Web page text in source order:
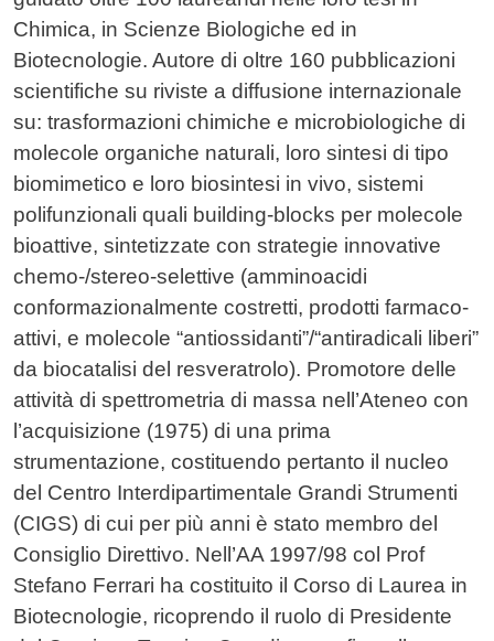
Chimica, in Scienze Biologiche ed in
Biotecnologie. Autore di oltre 160 pubblicazioni
scientifiche su riviste a diffusione internazionale
su: trasformazioni chimiche e microbiologiche di
molecole organiche naturali, loro sintesi di tipo
biomimetico e loro biosintesi in vivo, sistemi
polifunzionali quali building-blocks per molecole
bioattive, sintetizzate con strategie innovative
chemo-/stereo-selettive (amminoacidi
conformazionalmente costretti, prodotti farmaco-
attivi, e molecole “antiossidanti”/“antiradicali liberi”
da biocatalisi del resveratrolo). Promotore delle
attività di spettrometria di massa nell’Ateneo con
l’acquisizione (1975) di una prima
strumentazione, costituendo pertanto il nucleo
del Centro Interdipartimentale Grandi Strumenti
(CIGS) di cui per più anni è stato membro del
Consiglio Direttivo. Nell’AA 1997/98 col Prof
Stefano Ferrari ha costituito il Corso di Laurea in
Biotecnologie, ricoprendo il ruolo di Presidente